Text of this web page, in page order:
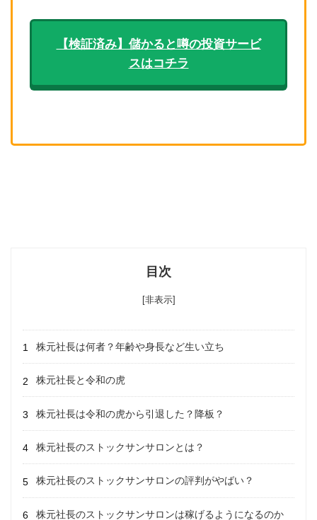
【検証済み】儲かると噂の投資サービ
スはコチラ
目次
[非表示]
株元社長は何者？年齢や身長など生い立ち
株元社長と令和の虎
株元社長は令和の虎から引退した？降板？
株元社長のストックサンサロンとは？
株元社長のストックサンサロンの評判がやばい？
株元社長のストックサンサロンは稼げるようになるのか